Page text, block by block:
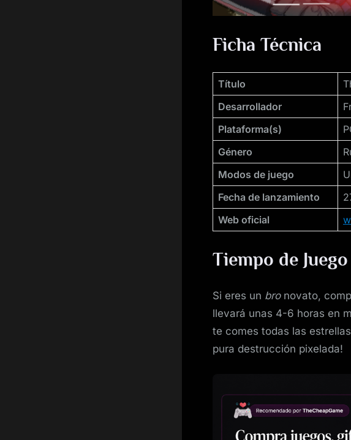
Ficha Técnica
Título
Desarrollador
Plataforma(s)
Género
Modos de juego
Fecha de lanzamiento
Web oficial
Tiempo de Juego
Si eres un bronovato,
llevará unas 4-6 horas en
te comes todas las
pura destrucción pixelada!